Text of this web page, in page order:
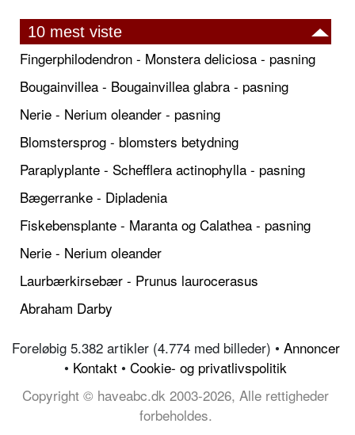
10 mest viste
Fingerphilodendron - Monstera deliciosa - pasning
Bougainvillea - Bougainvillea glabra - pasning
Nerie - Nerium oleander - pasning
Blomstersprog - blomsters betydning
Paraplyplante - Schefflera actinophylla - pasning
Bægerranke - Dipladenia
Fiskebensplante - Maranta og Calathea - pasning
Nerie - Nerium oleander
Laurbærkirsebær - Prunus laurocerasus
Abraham Darby
Foreløbig 5.382 artikler (4.774 med billeder) • Annoncer
• Kontakt • Cookie- og privatlivspolitik
Copyright © haveabc.dk 2003-2026, Alle rettigheder
forbeholdes.